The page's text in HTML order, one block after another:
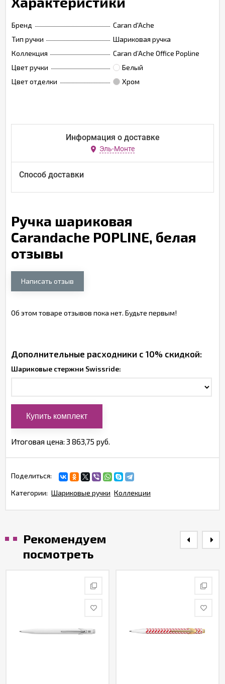
Бренд
Caran d'Ache
Тип ручки
Шариковая ручка
Коллекция
Caran d’Ache Office Popline
Цвет ручки
Белый
Цвет отделки
Хром
Информация о доставке
Эль-Монте
Способ доставки
Ручка шариковая
Carandache POPLINE, белая
отзывы
Написать отзыв
Об этом товаре отзывов пока нет. Будьте первым!
Дополнительные расходники с 10% скидкой:
Шариковые стержни Swissride:
Итоговая цена: 3 863,75 руб.
Поделиться:
Категории: Шариковые ручки Коллекции
Рекомендуем
посмотреть